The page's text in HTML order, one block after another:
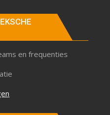
en frequenties